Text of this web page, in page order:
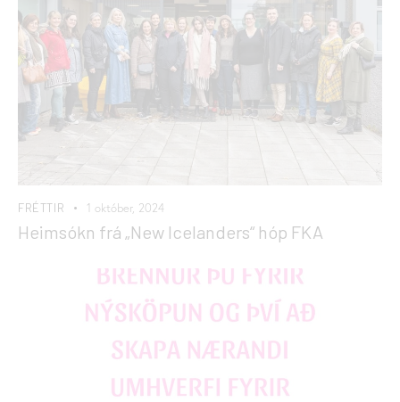
FRÉTTIR 1 október, 2024
Heimsókn frá „New Icelanders“ hóp FKA